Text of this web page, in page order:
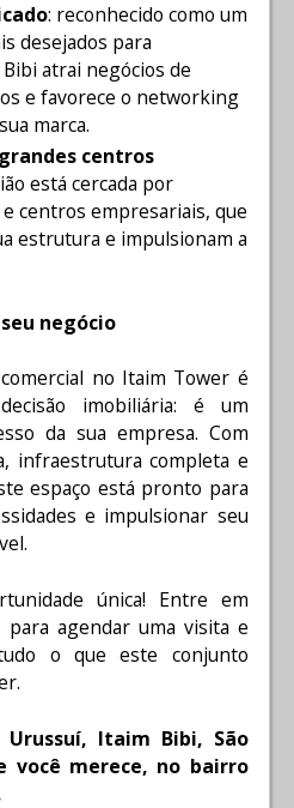
: reconhecido como um
desejados para
atrai negócios de
e favorece o networking
marca.
centros
está cercada por
centros empresariais, que
estrutura e impulsionam a
negócio
no Itaim Tower é
imobiliária: é um
da sua empresa. Com
infraestrutura completa e
espaço está pronto para
e impulsionar seu
única! Entre em
para agendar uma visita e
o que este conjunto
Itaim Bibi, São
você merece, no bairro